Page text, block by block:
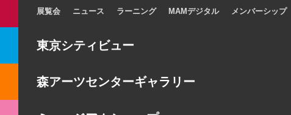
展覧会 ニュース ラーニング MAMデジタル メンバーシップ
東京シティビュー
森アーツセンターギャラリー